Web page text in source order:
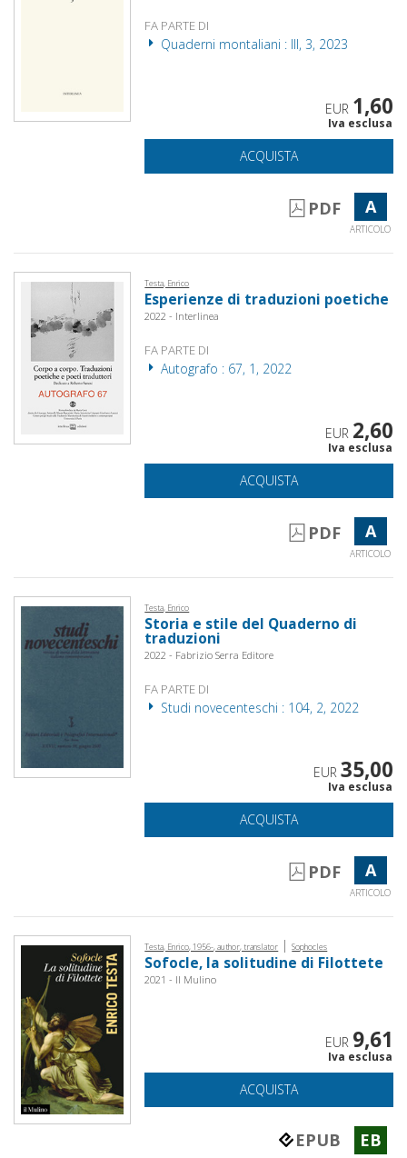
FA PARTE DI
Quaderni montaliani : III, 3, 2023
EUR 1,60
Iva esclusa
ACQUISTA
PDF A
ARTICOLO
Testa, Enrico
Esperienze di traduzioni poetiche
2022 - Interlinea
FA PARTE DI
Autografo : 67, 1, 2022
EUR 2,60
Iva esclusa
ACQUISTA
PDF A
ARTICOLO
Testa, Enrico
Storia e stile del Quaderno di
traduzioni
2022 - Fabrizio Serra Editore
FA PARTE DI
Studi novecenteschi : 104, 2, 2022
EUR 35,00
Iva esclusa
ACQUISTA
PDF A
ARTICOLO
Testa, Enrico, 1956-, author, translator | Sophocles
Sofocle, la solitudine di Filottete
2021 - Il Mulino
EUR 9,61
Iva esclusa
ACQUISTA
EPUB EB